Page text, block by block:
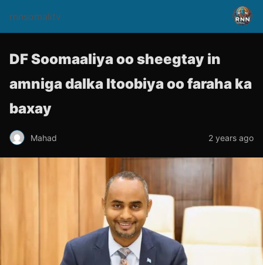
rnnsomalitv
DF Soomaaliya oo sheegtay in
amniga dalka Itoobiya oo faraha ka
baxay
Mahad 2 years ago